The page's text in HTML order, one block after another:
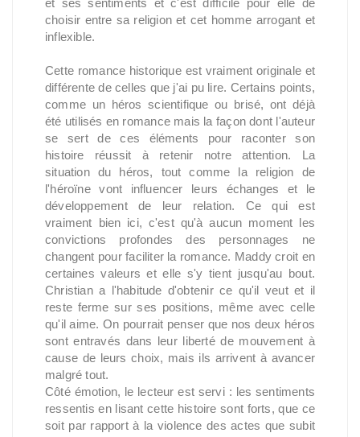
et ses sentiments et c'est difficile pour elle de
choisir entre sa religion et cet homme arrogant et
inflexible.
Cette romance historique est vraiment originale et
différente de celles que j'ai pu lire. Certains points,
comme un héros scientifique ou brisé, ont déjà
été utilisés en romance mais la façon dont l'auteur
se sert de ces éléments pour raconter son
histoire réussit à retenir notre attention. La
situation du héros, tout comme la religion de
l'héroïne vont influencer leurs échanges et le
développement de leur relation. Ce qui est
vraiment bien ici, c'est qu'à aucun moment les
convictions profondes des personnages ne
changent pour faciliter la romance. Maddy croit en
certaines valeurs et elle s'y tient jusqu'au bout.
Christian a l'habitude d'obtenir ce qu'il veut et il
reste ferme sur ses positions, même avec celle
qu'il aime. On pourrait penser que nos deux héros
sont entravés dans leur liberté de mouvement à
cause de leurs choix, mais ils arrivent à avancer
malgré tout.
Côté émotion, le lecteur est servi : les sentiments
ressentis en lisant cette histoire sont forts, que ce
soit par rapport à la violence des actes que subit